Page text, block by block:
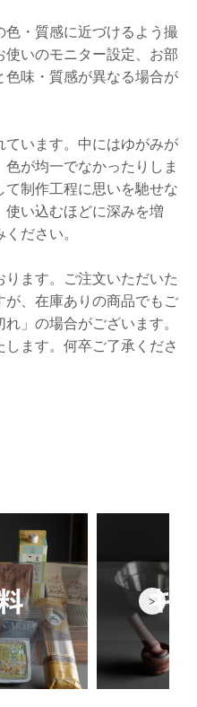
・質感に近づけるよう撮
いのモニター設定、お部
色味・質感が異なる場合が
います。中にはゆがみが
が均一でなかったりしま
制作工程に思いを馳せな
使い込むほどに深みを増
ださい。
ます。ご注文いただいた
、在庫ありの商品でもご
」の場合がございます。
ます。何卒ご了承くださ
>